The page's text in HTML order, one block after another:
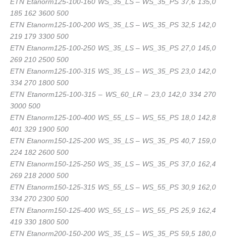
185 162 3600 500
ETN Etanorm125-100-200 WS_35_LS – WS_35_PS 32,5 142,0
219 179 3300 500
ETN Etanorm125-100-250 WS_35_LS – WS_35_PS 27,0 145,0
269 210 2500 500
ETN Etanorm125-100-315 WS_35_LS – WS_35_PS 23,0 142,0
334 270 1800 500
ETN Etanorm125-100-315 – WS_60_LR – 23,0 142,0 334 270
3000 500
ETN Etanorm125-100-400 WS_55_LS – WS_55_PS 18,0 142,8
401 329 1900 500
ETN Etanorm150-125-200 WS_35_LS – WS_35_PS 40,7 159,0
224 182 2600 500
ETN Etanorm150-125-250 WS_35_LS – WS_35_PS 37,0 162,4
269 218 2000 500
ETN Etanorm150-125-315 WS_55_LS – WS_55_PS 30,9 162,0
334 270 2300 500
ETN Etanorm150-125-400 WS_55_LS – WS_55_PS 25,9 162,4
419 330 1800 500
ETN Etanorm200-150-200 WS_35_LS – WS_35_PS 59,5 180,0